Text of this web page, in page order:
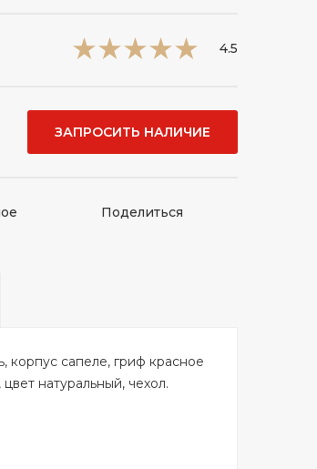
4.5
ЗАПРОСИТЬ НАЛИЧИЕ
Поделиться
корпус сапеле, гриф красное
натуральный, чехол.